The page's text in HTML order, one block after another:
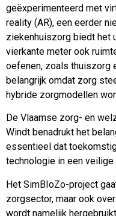
geëxperimenteerd met
reality (AR), een eerder
ziekenhuiszorg biedt het
vierkante meter ook
oefenen, zoals thuiszorg
belangrijk omdat zorg
hybride zorgmodellen
De Vlaamse zorg- en
Windt benadrukt het
essentieel dat
technologie in een
Het SimBIoZo-project
zorgsector, maar ook
wordt namelijk